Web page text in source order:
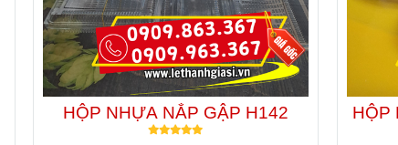
HỘP NHỰA NẮP GẬP H142
HỘP